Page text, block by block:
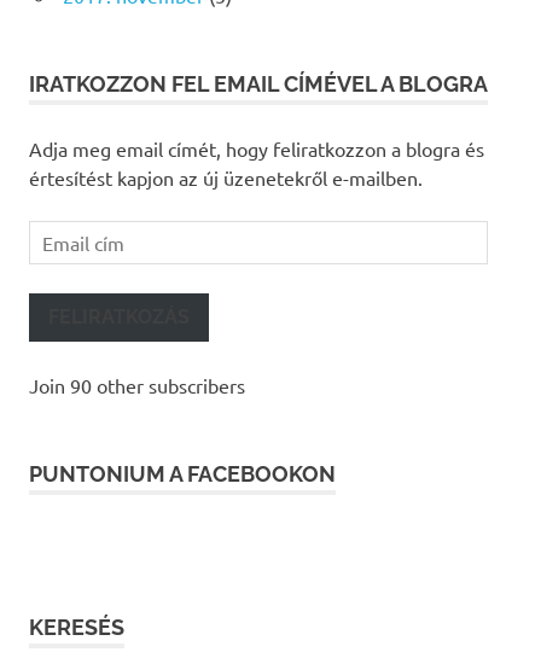
IRATKOZZON FEL EMAIL CÍMÉVEL A BLOGRA
Adja meg email címét, hogy feliratkozzon a blogra és
értesítést kapjon az új üzenetekről e-mailben.
Email
cím
Join 90 other subscribers
PUNTONIUM A FACEBOOKON
KERESÉS